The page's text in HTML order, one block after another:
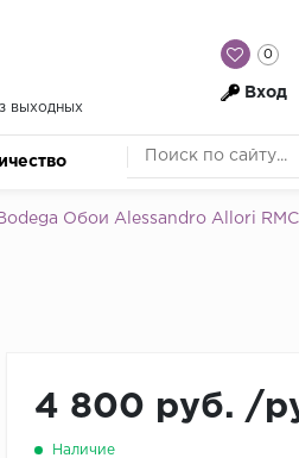
выходных
0
Вход
Обои Alessandro Allori
4 800 руб. /
Наличие